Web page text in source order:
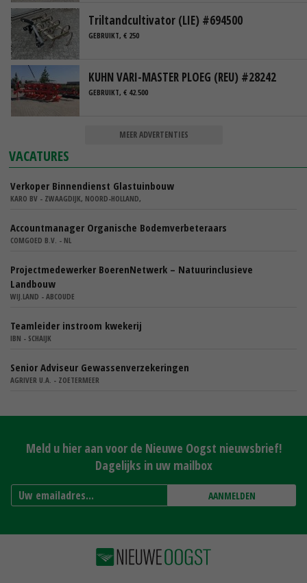
Triltandcultivator (LIE) #694500
GEBRUIKT, € 250
KUHN VARI-MASTER PLOEG (REU) #28242
GEBRUIKT, € 42.500
MEER ADVERTENTIES
VACATURES
Verkoper Binnendienst Glastuinbouw
KARO BV - ZWAAGDIJK, NOORD-HOLLAND,
Accountmanager Organische Bodemverbeteraars
COMGOED B.V. - NL
Projectmedewerker BoerenNetwerk – Natuurinclusieve
Landbouw
WIJ.LAND - ABCOUDE
Teamleider instroom kwekerij
IBN - SCHAIJK
Senior Adviseur Gewassenverzekeringen
AGRIVER U.A. - ZOETERMEER
Meld u hier aan voor de Nieuwe Oogst nieuwsbrief!
Dagelijks in uw mailbox
AANMELDEN